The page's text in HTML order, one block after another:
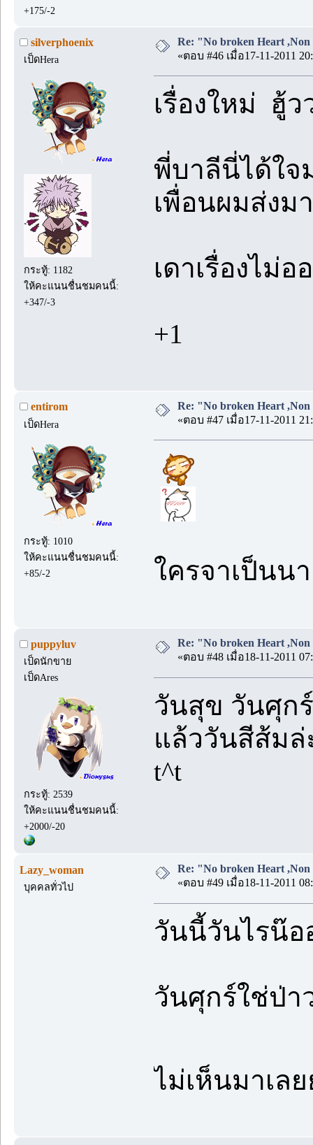
+175/-2
silverphoenix
เป็ดHera
กระทู้: 1182
ให้คะแนนชื่นชมคนนี้:
+347/-3
Re: "No broken Heart ,Non
«ตอบ #46 เมื่อ17-11-2011
เรื่องใหม่ ฮู้ว
พี่บาลีนี่ได้ใจ
เพื่อนผมส่งม
เดาเรื่องไม่อ
+1
entirom
เป็ดHera
กระทู้: 1010
ให้คะแนนชื่นชมคนนี้:
+85/-2
Re: "No broken Heart ,Non
«ตอบ #47 เมื่อ17-11-2011
ใครจาเป็นน
puppyluv
เป็ดนักขาย
เป็ดAres
กระทู้: 2539
ให้คะแนนชื่นชมคนนี้:
+2000/-20
Re: "No broken Heart ,Non
«ตอบ #48 เมื่อ18-11-2011
วันสุข วันศุกร์
แล้ววันสีส้มล่
t^t
Lazy_woman
บุคคลทั่วไป
Re: "No broken Heart ,Non
«ตอบ #49 เมื่อ18-11-2011
วันนี้วันไรน๊
วันศุกร์ใช่ป่า
ไม่เห็นมาเล